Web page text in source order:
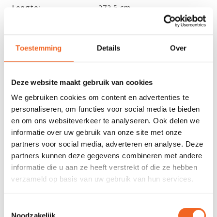
Toestemming Details Over
Deze website maakt gebruik van cookies
We gebruiken cookies om content en advertenties te
personaliseren, om functies voor social media te bieden
en om ons websiteverkeer te analyseren. Ook delen we
informatie over uw gebruik van onze site met onze
partners voor social media, adverteren en analyse. Deze
partners kunnen deze gegevens combineren met andere
informatie die u aan ze heeft verstrekt of die ze hebben
verzameld op basis van uw gebruik van hun services.
Noodzakelijk
Lengte: 272.5 cm
Kuiplengte: 89 cm
Gewicht kajak: 22.5 kg
Gewichtsklasse:
Maat: Dagger Indra MD/LG
Lengte: 274.5 kg
Breedte: 70 cm
Kuiplengte: 89 cm